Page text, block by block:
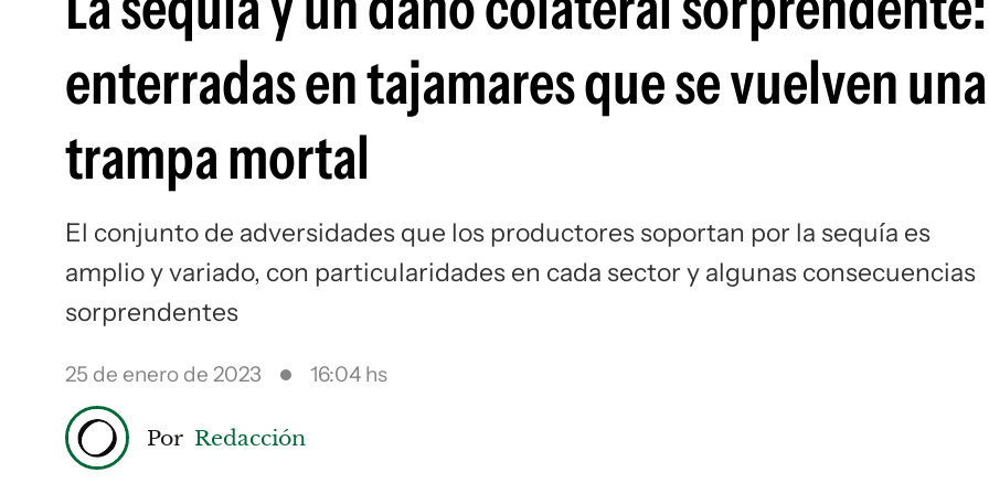
enterradas en tajamares que se vuelven una
trampa mortal
El conjunto de adversidades que los productores soportan por la sequía es
amplio y variado, con particularidades en cada sector y algunas consecuencias
sorprendentes
25 de enero de 2023 16:04 hs
Por Redacción